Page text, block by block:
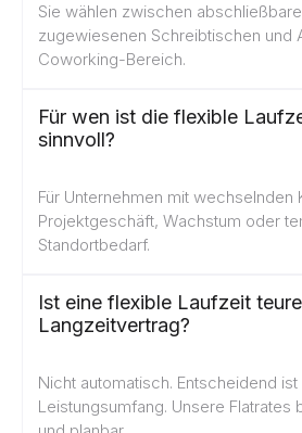
Sie wählen zwischen
zugewiesenen Schreibtischen und
Coworking-Bereich.
Für wen ist die flexible
sinnvoll?
Für Unternehmen mit wechselnden
Projektgeschäft, Wachstum oder
Standortbedarf.
Ist eine flexible Laufzeit
Langzeitvertrag?
Nicht automatisch. Entscheidend
Leistungsumfang. Unsere Flatrates